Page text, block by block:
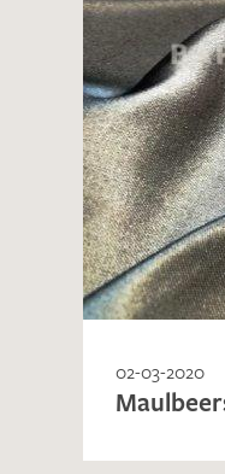
02-03-2020